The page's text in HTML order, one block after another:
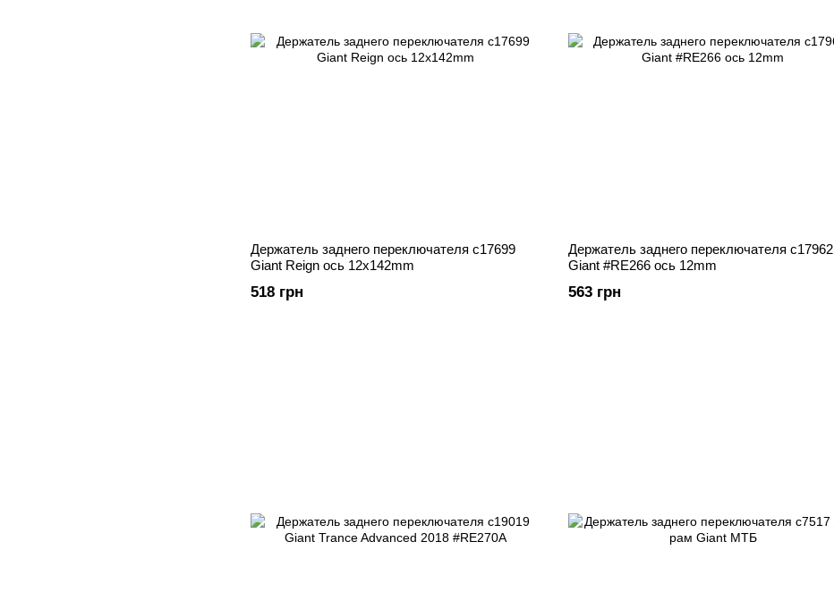
Держатель заднего переключателя c17699
Giant Reign ось 12x142mm
518 грн
Держатель заднего переключателя c17962
Giant #RE266 ось 12mm
563 грн